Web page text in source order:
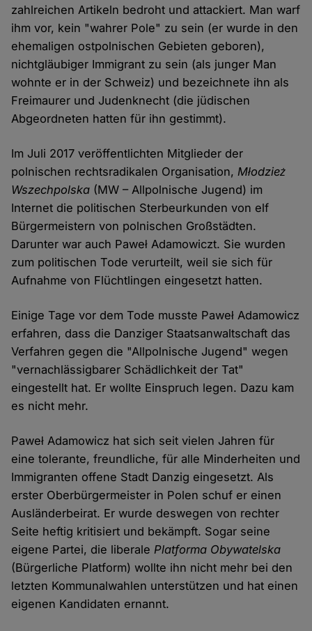
zahlreichen Artikeln bedroht und attackiert. Man warf
ihm vor, kein "wahrer Pole" zu sein (er wurde in den
ehemaligen ostpolnischen Gebieten geboren),
nichtgläubiger Immigrant zu sein (als junger Man
wohnte er in der Schweiz) und bezeichnete ihn als
Freimaurer und Judenknecht (die jüdischen
Abgeordneten hatten für ihn gestimmt).
Im Juli 2017 veröffentlichten Mitglieder der
polnischen rechtsradikalen Organisation,Młodzież
Wszechpolska (MW – Allpolnische Jugend) im
Internet die politischen Sterbeurkunden von elf
Bürgermeistern von polnischen Großstädten.
Darunter war auch Paweł Adamowiczt. Sie wurden
zum politischen Tode verurteilt, weil sie sich für
Aufnahme von Flüchtlingen eingesetzt hatten.
Einige Tage vor dem Tode musste Paweł Adamowicz
erfahren, dass die Danziger Staatsanwaltschaft das
Verfahren gegen die "Allpolnische Jugend" wegen
"vernachlässigbarer Schädlichkeit der Tat"
eingestellt hat. Er wollte Einspruch legen. Dazu kam
es nicht mehr.
Paweł Adamowicz hat sich seit vielen Jahren für
eine tolerante, freundliche, für alle Minderheiten und
Immigranten offene Stadt Danzig eingesetzt. Als
erster Oberbürgermeister in Polen schuf er einen
Ausländerbeirat. Er wurde deswegen von rechter
Seite heftig kritisiert und bekämpft. Sogar seine
eigene Partei, die liberalePlatforma Obywatelska
(Bürgerliche Platform) wollte ihn nicht mehr bei den
letzten Kommunalwahlen unterstützen und hat einen
eigenen Kandidaten ernannt.